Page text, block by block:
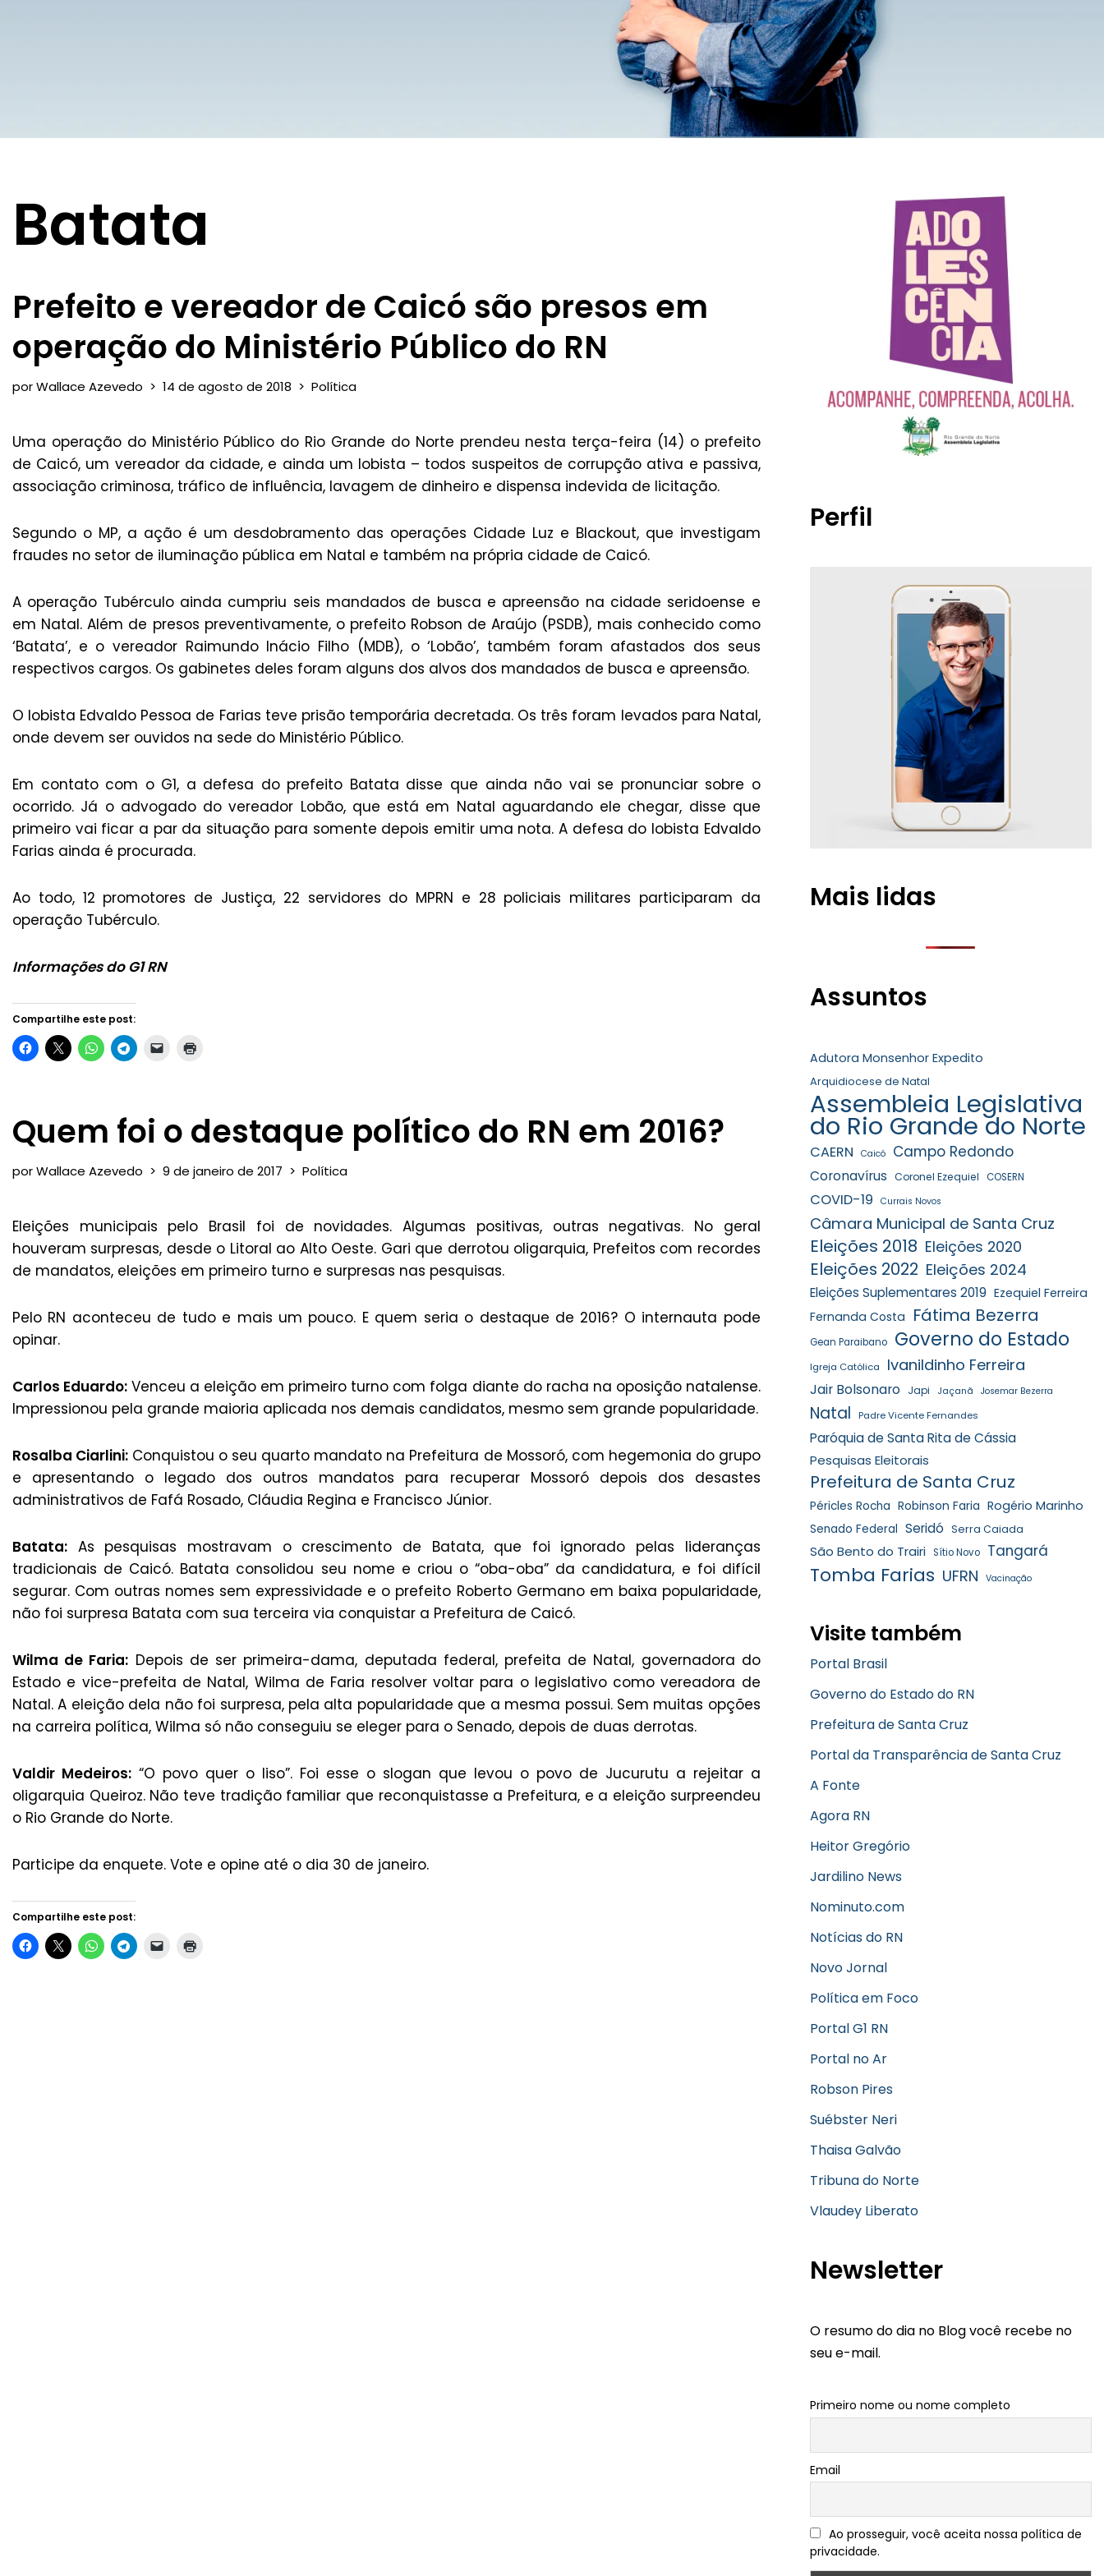
Batata
Prefeito e vereador de Caicó são presos em
operação do Ministério Público do RN
porWallace Azevedo 14 de agosto de 2018 Política
Uma operação do Ministério Público do Rio Grande do Norte prendeu nesta terça-feira (14) o prefeito
de Caicó, um vereador da cidade, e ainda um lobista – todos suspeitos de corrupção ativa e passiva,
associação criminosa, tráfico de influência, lavagem de dinheiro e dispensa indevida de licitação.
Segundo o MP, a ação é um desdobramento das operações Cidade Luz e Blackout, que investigam
fraudes no setor de iluminação pública em Natal e também na própria cidade de Caicó.
A operação Tubérculo ainda cumpriu seis mandados de busca e apreensão na cidade seridoense e
em Natal. Além de presos preventivamente, o prefeito Robson de Araújo (PSDB), mais conhecido como
‘Batata’, e o vereador Raimundo Inácio Filho (MDB), o ‘Lobão’, também foram afastados dos seus
respectivos cargos. Os gabinetes deles foram alguns dos alvos dos mandados de busca e apreensão.
O lobista Edvaldo Pessoa de Farias teve prisão temporária decretada. Os três foram levados para Natal,
onde devem ser ouvidos na sede do Ministério Público.
Em contato com o G1, a defesa do prefeito Batata disse que ainda não vai se pronunciar sobre o
ocorrido. Já o advogado do vereador Lobão, que está em Natal aguardando ele chegar, disse que
primeiro vai ficar a par da situação para somente depois emitir uma nota. A defesa do lobista Edvaldo
Farias ainda é procurada.
Ao todo, 12 promotores de Justiça, 22 servidores do MPRN e 28 policiais militares participaram da
operação Tubérculo.
Informações do G1 RN
Compartilhe este post:
Quem foi o destaque político do RN em 2016?
porWallace Azevedo 9 de janeiro de 2017 Política
Eleições municipais pelo Brasil foi de novidades. Algumas positivas, outras negativas. No geral
houveram surpresas, desde o Litoral ao Alto Oeste. Gari que derrotou oligarquia, Prefeitos com recordes
de mandatos, eleições em primeiro turno e surpresas nas pesquisas.
Pelo RN aconteceu de tudo e mais um pouco. E quem seria o destaque de 2016? O internauta pode
opinar.
Carlos Eduardo: Venceu a eleição em primeiro turno com folga diante do racha na oposição natalense.
Impressionou pela grande maioria aplicada nos demais candidatos, mesmo sem grande popularidade.
Rosalba Ciarlini: Conquistou o seu quarto mandato na Prefeitura de Mossoró, com hegemonia do grupo
e apresentando o legado dos outros mandatos para recuperar Mossoró depois dos desastes
administrativos de Fafá Rosado, Cláudia Regina e Francisco Júnior.
Batata: As pesquisas mostravam o crescimento de Batata, que foi ignorado pelas lideranças
tradicionais de Caicó. Batata consolidou seu nome e criou o “oba-oba” da candidatura, e foi difícil
segurar. Com outras nomes sem expressividade e o prefeito Roberto Germano em baixa popularidade,
não foi surpresa Batata com sua terceira via conquistar a Prefeitura de Caicó.
Wilma de Faria: Depois de ser primeira-dama, deputada federal, prefeita de Natal, governadora do
Estado e vice-prefeita de Natal, Wilma de Faria resolver voltar para o legislativo como vereadora de
Natal. A eleição dela não foi surpresa, pela alta popularidade que a mesma possui. Sem muitas opções
na carreira política, Wilma só não conseguiu se eleger para o Senado, depois de duas derrotas.
Valdir Medeiros: “O povo quer o liso”. Foi esse o slogan que levou o povo de Jucurutu a rejeitar a
oligarquia Queiroz. Não teve tradição familiar que reconquistasse a Prefeitura, e a eleição surpreendeu
o Rio Grande do Norte.
Participe da enquete. Vote e opine até o dia 30 de janeiro.
Compartilhe este post:
Perfil
Mais lidas
Assuntos
Adutora Monsenhor Expedito
Arquidiocese de Natal
Assembleia Legislativa
do Rio Grande do Norte
CAERN Caicó Campo Redondo
Coronavírus Coronel Ezequiel COSERN
COVID-19 Currais Novos
Câmara Municipal de Santa Cruz
Eleições 2018 Eleições 2020
Eleições 2022 Eleições 2024
Eleições Suplementares 2019 Ezequiel Ferreira
Fernanda Costa Fátima Bezerra
Gean Paraibano Governo do Estado
Igreja Católica Ivanildinho Ferreira
Jair Bolsonaro Japi Jaçanã Josemar Bezerra
Natal Padre Vicente Fernandes
Paróquia de Santa Rita de Cássia
Pesquisas Eleitorais
Prefeitura de Santa Cruz
Péricles Rocha Robinson Faria Rogério Marinho
Senado Federal Seridó Serra Caiada
São Bento do Trairi Sítio Novo Tangará
Tomba Farias UFRN Vacinação
Visite também
Portal Brasil
Governo do Estado do RN
Prefeitura de Santa Cruz
Portal da Transparência de Santa Cruz
A Fonte
Agora RN
Heitor Gregório
Jardilino News
Nominuto.com
Notícias do RN
Novo Jornal
Política em Foco
Portal G1 RN
Portal no Ar
Robson Pires
Suébster Neri
Thaisa Galvão
Tribuna do Norte
Vlaudey Liberato
Newsletter
O resumo do dia no Blog você recebe no
seu e-mail.
Primeiro nome ou nome completo
Email
Ao prosseguir, você aceita nossa política de
privacidade.